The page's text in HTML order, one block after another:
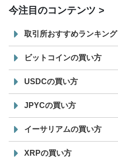
今注目のコンテンツ
取引所おすすめランキング
ビットコインの買い方
USDCの買い方
JPYCの買い方
イーサリアムの買い方
XRPの買い方